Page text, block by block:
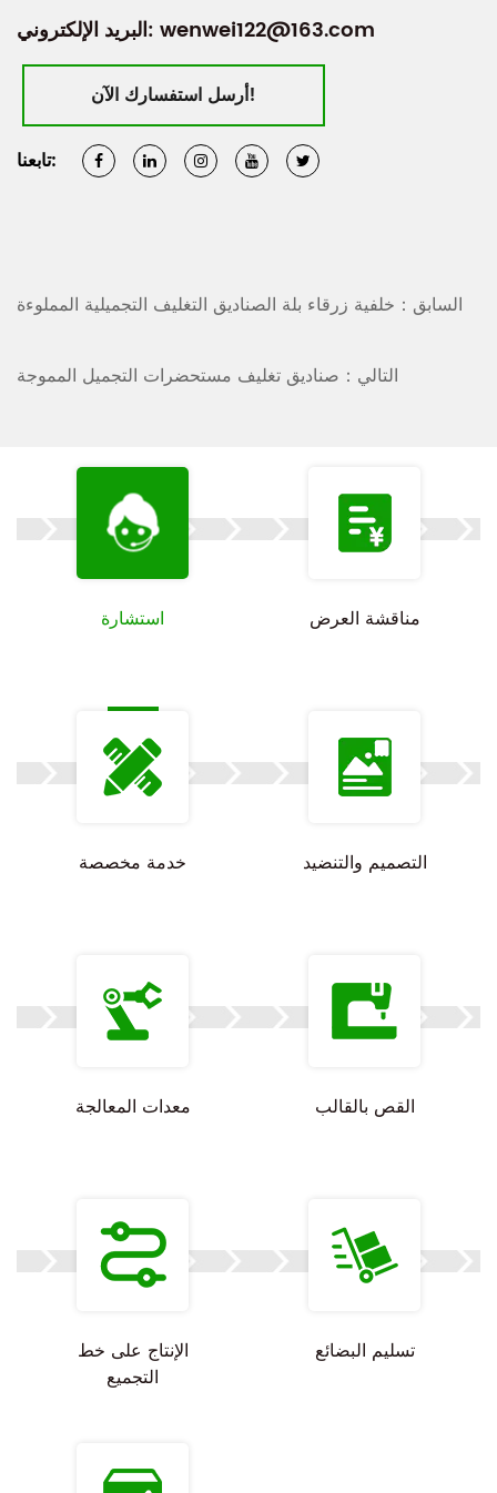
البريد الإلكتروني: wenwei122@163.com
أرسل استفسارك الآن!
تابعنا:
السابق：خلفية زرقاء بلة الصناديق التغليف التجميلية المملوءة
التالي：صناديق تغليف مستحضرات التجميل المموجة
استشارة مناقشة العرض
خدمة مخصصة التصميم والتنضيد
معدات المعالجة القص بالقالب
الإنتاج على خط
التجميع
تسليم البضائع